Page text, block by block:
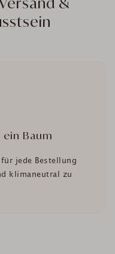
Baum
jede Bestellung
klimaneutral zu